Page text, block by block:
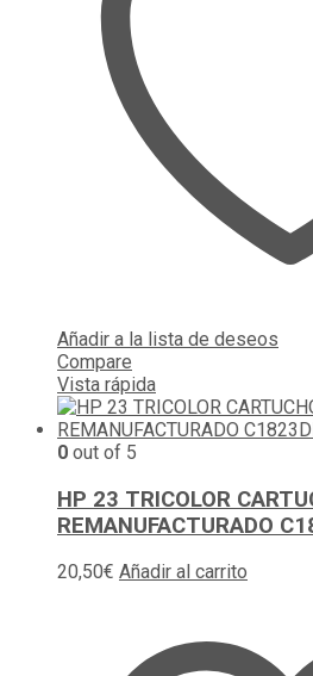
Añadir a la lista de deseos
Compare
Vista rápida
0 out of 5
HP 23 TRICOLOR
REMANUFACTURADO
20,50€ Añadir al carrito